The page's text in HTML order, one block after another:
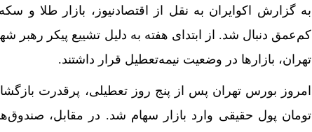
پیامدهای تجاوز به ایران؛ زیان حدود ۲۰۰ میلیون یورویی شرکت هواپیمایی مجارستان
تکذیب ادعای نماینده مجلس درباره نحوه
هوش مصنوعی، بستر وقوع 55درصد جرایم سایبری آفریقاست
قیمت طلا، دلار و سکه امروز پنجشنبه 15مرداد/ افزایش قیمت ها + جدول
یزد، امسال میزبان دومین همایش
به گزارش اکوایران به نقل از اقتصادنیوز، بازار طلا و
کم‌عمق دنبال شد. از ابتدای هفته به دلیل تشییع پیکر رهبر
تهران، بازارها در وضعیت نیمه‌تعطیل قرار داشتند.